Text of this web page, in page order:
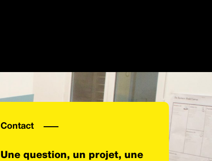
Contact
Une question, un projet, une